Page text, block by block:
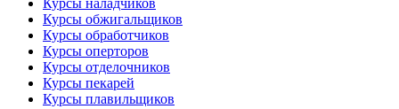
Курсы наладчиков
Курсы обжигальщиков
Курсы обработчиков
Курсы оперторов
Курсы отделочников
Курсы пекарей
Курсы плавильщиков